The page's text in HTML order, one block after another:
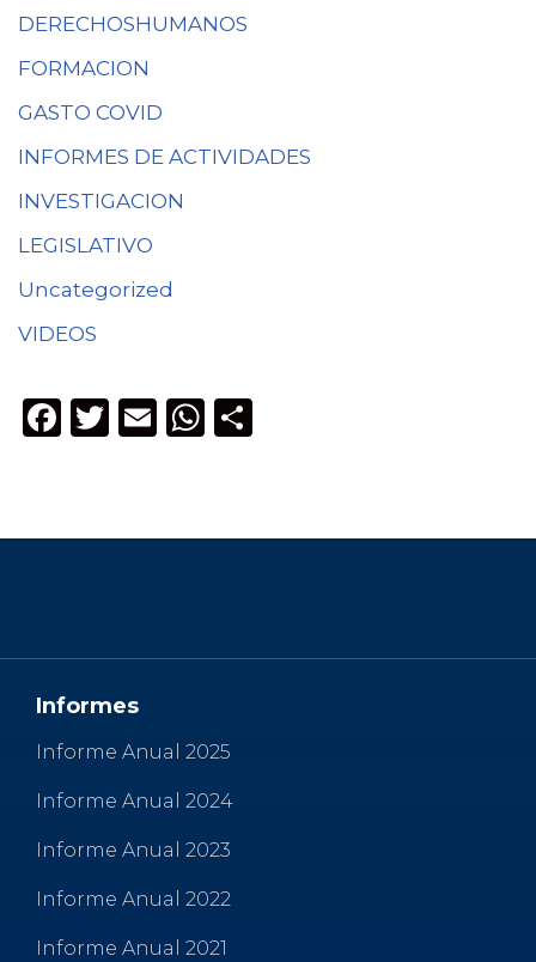
DERECHOSHUMANOS
FORMACION
GASTO COVID
INFORMES DE ACTIVIDADES
INVESTIGACION
LEGISLATIVO
Uncategorized
VIDEOS
F
e
o
k
T
te
E
l
W
ts
p
p
r
Informes
Informe Anual 2025
Informe Anual 2024
Informe Anual 2023
Informe Anual 2022
Informe Anual 2021